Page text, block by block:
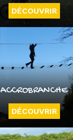
DÉCOUVRIR
ACCROBRANCHE
DÉCOUVRIR